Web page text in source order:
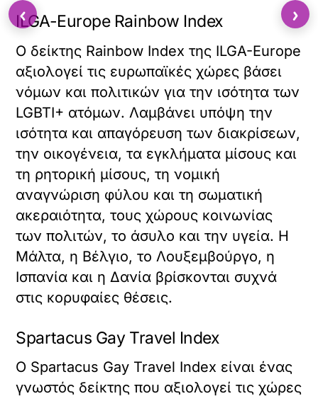
ILGA-Europe Rainbow Index
Ο δείκτης Rainbow Index της ILGA-Europe
αξιολογεί τις ευρωπαϊκές χώρες βάσει
νόμων και πολιτικών για την ισότητα των
LGBTI+ ατόμων. Λαμβάνει υπόψη την
ισότητα και απαγόρευση των διακρίσεων,
την οικογένεια, τα εγκλήματα μίσους και
τη ρητορική μίσους, τη νομική
αναγνώριση φύλου και τη σωματική
ακεραιότητα, τους χώρους κοινωνίας
των πολιτών, το άσυλο και την υγεία. Η
Μάλτα, η Βέλγιο, το Λουξεμβούργο, η
Ισπανία και η Δανία βρίσκονται συχνά
στις κορυφαίες θέσεις.
Spartacus Gay Travel Index
Ο Spartacus Gay Travel Index είναι ένας
γνωστός δείκτης που αξιολογεί τις χώρες
‹ ›